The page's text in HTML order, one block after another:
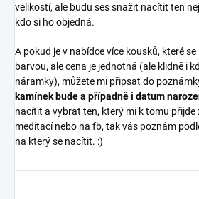
velikostí, ale budu ses snažit nacítit ten
kdo si ho objedná.
A pokud je v nabídce více kousků, které
barvou, ale cena je jednotná (ale klidně i
náramky), můžete mi připsat do
kamínek bude a případně i datum
nacítit a vybrat ten, který mi k tomu přijde
meditací nebo na fb, tak vás poznám
na který se nacítit. :)